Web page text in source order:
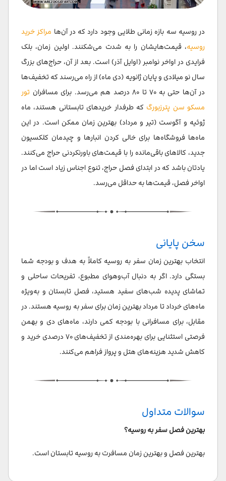
در روسیه سه بازه زمانی طلایی وجود دارد که در آن‌ها مراکز خرید
روسیه، قیمت‌هایشان را به شدت می‌شکنند. اولین زمان، بلک
فرایدی در اواخر نوامبر (اوایل آذر) است. بعد از آن، حراج‌های بزرگ
سال نو میلادی و پایان ژانویه (دی ماه) از راه می‌رسند که تخفیف‌ها
در آن‌ها حتی به ۷۰ تا ۸۰ درصد هم می‌رسد. برای مسافران
تور
مسکو سن پترزبورگ که طرفدار خریدهای تابستانی هستند، ماه
ژوئیه و آگوست (تیر و مرداد) بهترین زمان ممکن است. در این
ماه‌ها فروشگاه‌ها برای خالی کردن انبارها و چیدمان کلکسیون
جدید، کالاهای باقی‌مانده را با قیمت‌های باورنکردنی حراج می‌کنند.
یادتان باشد که در ابتدای فصل حراج، تنوع اجناس زیاد است اما در
اواخر فصل، قیمت‌ها به حداقل می‌رسد.
سخن پایانی
انتخاب بهترین زمان سفر به روسیه کاملاً به هدف و بودجه شما
بستگی دارد. اگر به دنبال آب‌وهوای مطبوع، تفریحات ساحلی و
تماشای پدیده‌ شب‌های سفید هستید، فصل تابستان و به‌ویژه
ماه‌های خرداد تا مرداد بهترین زمان برای سفر به روسیه هستند. در
مقابل، برای مسافرانی با بودجه کمی دارند، ماه‌های دی و بهمن
فرصتی استثنایی برای بهره‌مندی از تخفیف‌های ۷۰ درصدی خرید و
کاهش شدید هزینه‌های هتل و پرواز فراهم می‌کنند.
سوالات متداول
بهترین فصل سفر به روسیه؟
بهترین فصل و بهترین زمان مسافرت به روسیه تابستان است.